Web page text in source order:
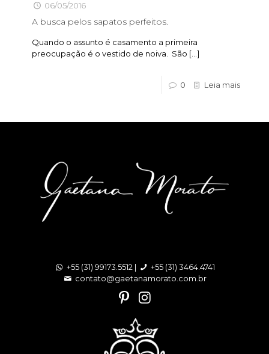
06/05/2016
A busca pelos sapatos perfeitos.
Quando o assunto é casamento a primeira
preocupação é o vestido de noiva. São […]
0 Leia mais
+55 (31) 99173.5512 |
+55 (31) 3464.4741
contato@gaetanamorato.com.br